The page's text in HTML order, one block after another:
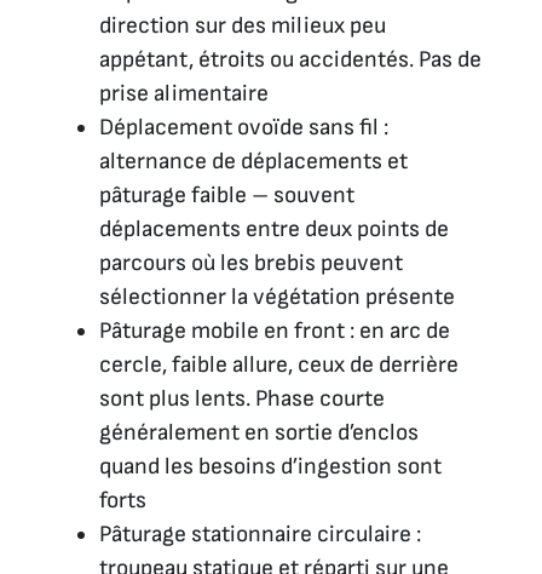
direction sur des milieux peu
appétant, étroits ou accidentés. Pas de
prise alimentaire
Déplacement ovoïde sans fil :
alternance de déplacements et
pâturage faible – souvent
déplacements entre deux points de
parcours où les brebis peuvent
sélectionner la végétation présente
Pâturage mobile en front : en arc de
cercle, faible allure, ceux de derrière
sont plus lents. Phase courte
généralement en sortie d’enclos
quand les besoins d’ingestion sont
forts
Pâturage stationnaire circulaire :
troupeau statique et réparti sur une